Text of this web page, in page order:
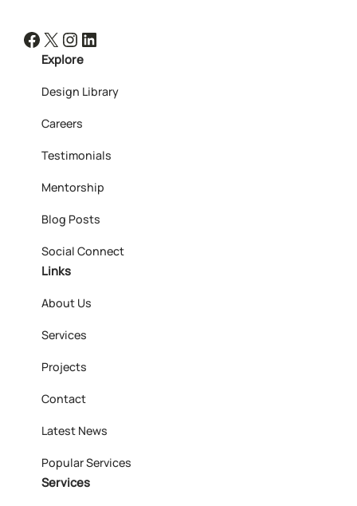
Facebook X Instagram LinkedIn
Explore
Design Library
Careers
Testimonials
Mentorship
Blog Posts
Social Connect
Links
About Us
Services
Projects
Contact
Latest News
Popular Services
Services